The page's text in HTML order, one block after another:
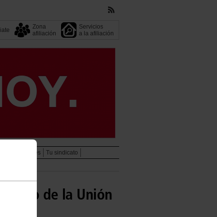
Zona
afiliación
Servicios
a la afiliación
federales
Tu sindicato
de la Unión